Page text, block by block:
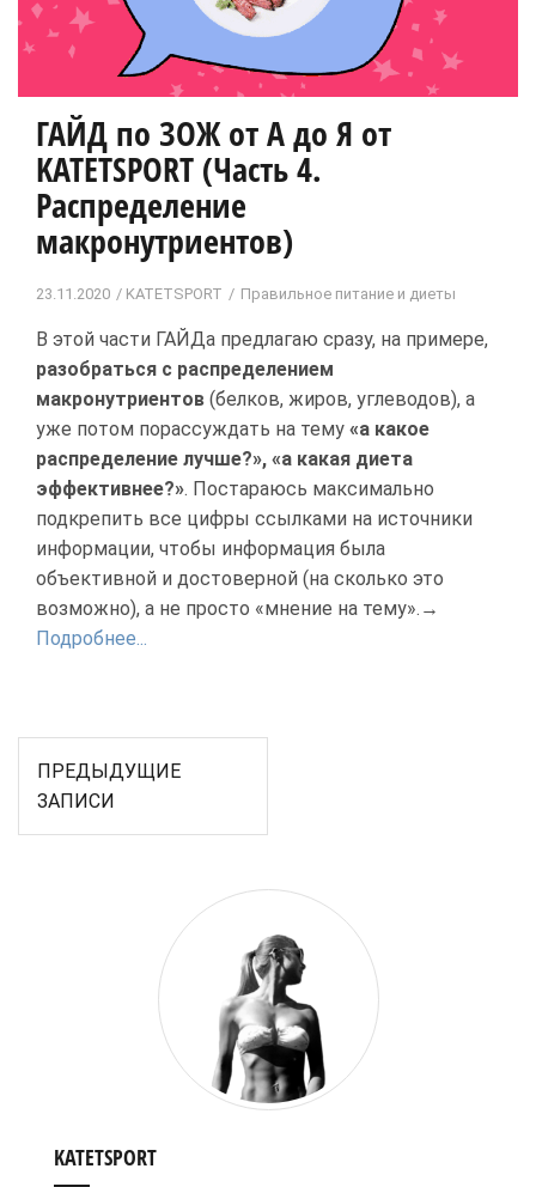
ГАЙД по ЗОЖ от А до Я от
KATETSPORT (Часть 4.
Распределение
макронутриентов)
23.11.2020 KATETSPORT Правильное питание и диеты
В этой части ГАЙДа предлагаю сразу, на примере,
разобраться с распределением
макронутриентов (белков, жиров, углеводов), а
уже потом порассуждать на тему «а какое
распределение лучше?», «а какая диета
эффективнее?». Постараюсь максимально
подкрепить все цифры ссылками на источники
информации, чтобы информация была
объективной и достоверной (на сколько это
возможно), а не просто «мнение на тему».→
Подробнее...
Навигация
по
записям
ПРЕДЫДУЩИЕ
ЗАПИСИ
KATETSPORT